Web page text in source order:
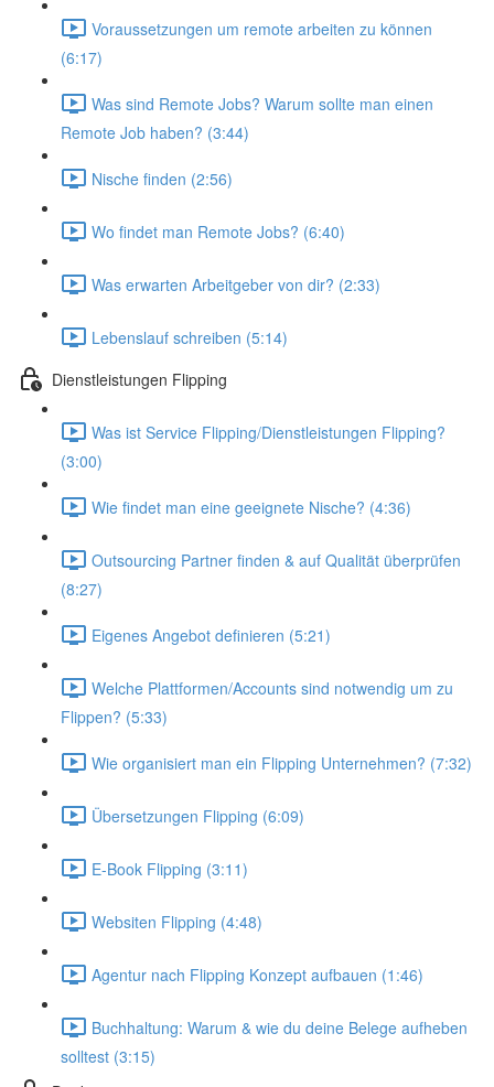
Voraussetzungen um remote arbeiten zu können
(6:17)
Was sind Remote Jobs? Warum sollte man einen
Remote Job haben? (3:44)
Nische finden (2:56)
Wo findet man Remote Jobs? (6:40)
Was erwarten Arbeitgeber von dir? (2:33)
Lebenslauf schreiben (5:14)
Dienstleistungen Flipping
Was ist Service Flipping/Dienstleistungen Flipping?
(3:00)
Wie findet man eine geeignete Nische? (4:36)
Outsourcing Partner finden & auf Qualität überprüfen
(8:27)
Eigenes Angebot definieren (5:21)
Welche Plattformen/Accounts sind notwendig um zu
Flippen? (5:33)
Wie organisiert man ein Flipping Unternehmen? (7:32)
Übersetzungen Flipping (6:09)
E-Book Flipping (3:11)
Websiten Flipping (4:48)
Agentur nach Flipping Konzept aufbauen (1:46)
Buchhaltung: Warum & wie du deine Belege aufheben
solltest (3:15)